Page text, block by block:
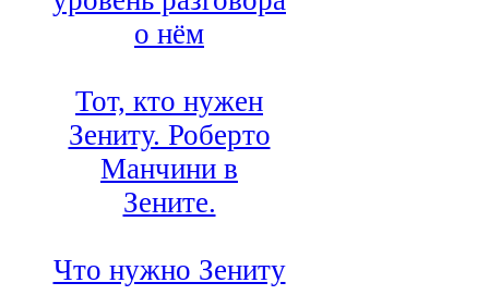
о нём
Тот, кто нужен
Зениту. Роберто
Манчини в
Зените.
Что нужно Зениту